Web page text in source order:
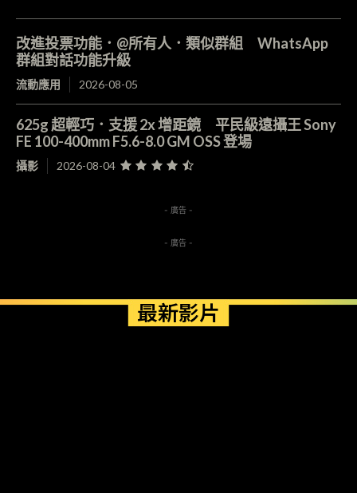
改進投票功能．@所有人．類似群組 WhatsApp
群組對話功能升級
流動應用 2026-08-05
625g 超輕巧．支援 2x 增距鏡 平民級遠攝王 Sony
FE 100-400mm F5.6-8.0 GM OSS 登場
攝影 2026-08-04
- 廣告 -
- 廣告 -
最新影片